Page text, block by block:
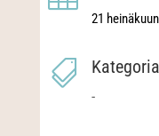
21
 Kategoria
-